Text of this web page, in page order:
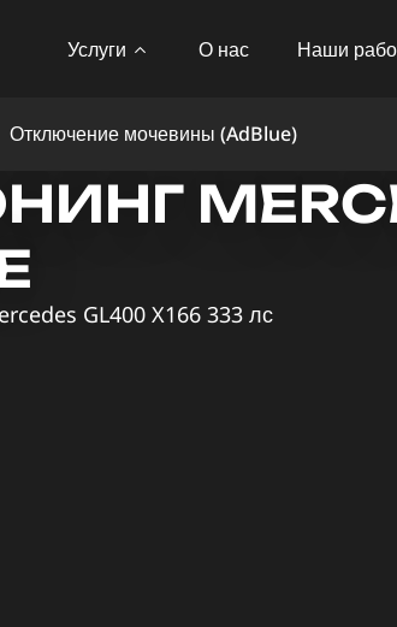
Услуги О нас Наши
Отключение мочевины (AdBlue)